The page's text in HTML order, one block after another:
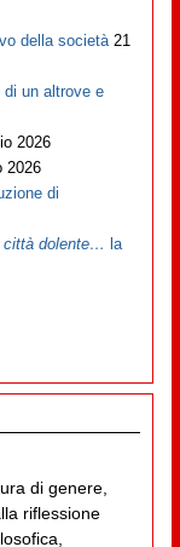
della società 21
di un altrove e
2026
2026
di
città dolente… la
di genere,
riflessione